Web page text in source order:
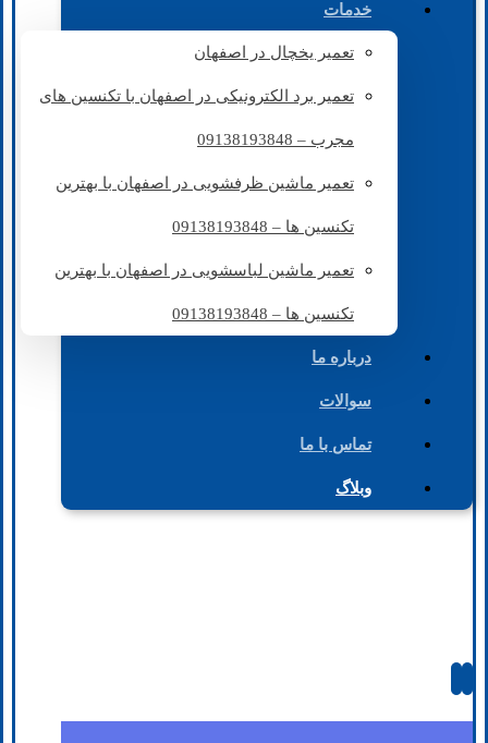
خدمات
تعمیر یخچال در اصفهان
تعمیر برد الکترونیکی در اصفهان با تکنسین های
مجرب – 09138193848
تعمیر ماشین ظرفشویی در اصفهان با بهترین
تکنسین ها – 09138193848
تعمیر ماشین لباسشویی در اصفهان با بهترین
تکنسین ها – 09138193848
درباره ما
سوالات
تماس با ما
وبلاگ